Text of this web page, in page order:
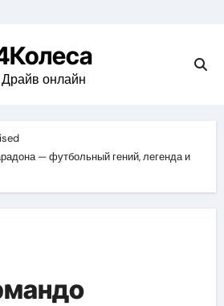
Драйв онлайн
— футбольный гений, легенда и